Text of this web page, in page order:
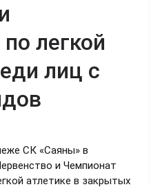
легкой
лиц с
СК «Саяны» в
и Чемпионат
атлетике в закрытых